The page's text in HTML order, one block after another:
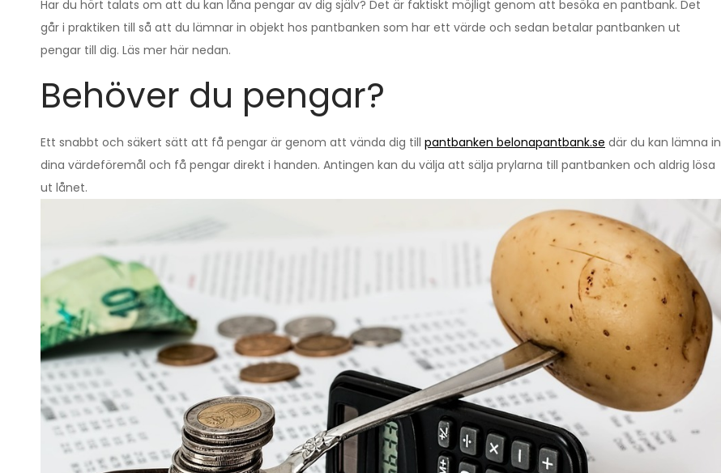
Har du hört talats om att du kan låna pengar av dig själv? Det är faktiskt möjligt genom att besöka en pantbank. Det
går i praktiken till så att du lämnar in objekt hos pantbanken som har ett värde och sedan betalar pantbanken ut
pengar till dig. Läs mer här nedan.
Behöver du pengar?
Ett snabbt och säkert sätt att få pengar är genom att vända dig till pantbanken belonapantbank.se där du kan lämna in
dina värdeföremål och få pengar direkt i handen. Antingen kan du välja att sälja prylarna till pantbanken och aldrig lösa
ut lånet.